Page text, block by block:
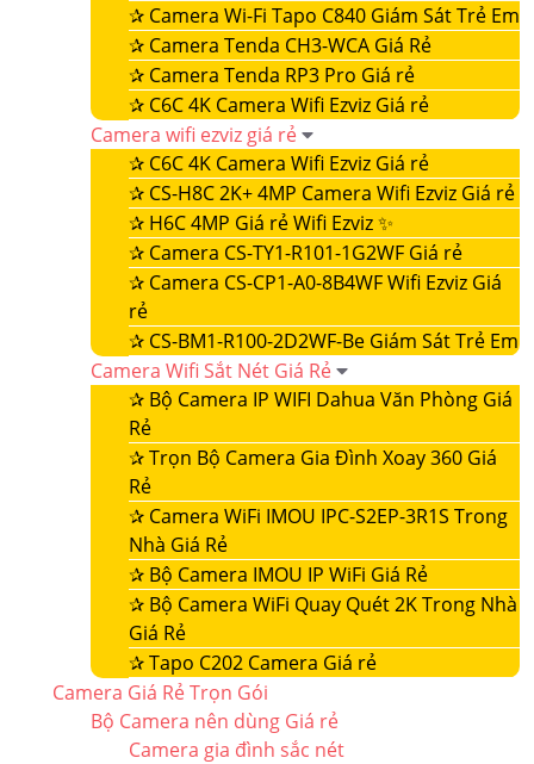
✰ Camera Wi-Fi Tapo C840 Giám Sát Trẻ Em
✰ Camera Tenda CH3-WCA Giá Rẻ
✰ Camera Tenda RP3 Pro Giá rẻ
✰ C6C 4K Camera Wifi Ezviz Giá rẻ
Camera wifi ezviz giá rẻ
✰ C6C 4K Camera Wifi Ezviz Giá rẻ
✰ CS-H8C 2K+ 4MP Camera Wifi Ezviz Giá rẻ
✰ H6C 4MP Giá rẻ Wifi Ezviz ✨
✰ Camera CS-TY1-R101-1G2WF Giá rẻ
✰ Camera CS-CP1-A0-8B4WF Wifi Ezviz Giá
rẻ
✰ CS-BM1-R100-2D2WF-Be Giám Sát Trẻ Em
Camera Wifi Sắt Nét Giá Rẻ
✰ Bộ Camera IP WIFI Dahua Văn Phòng Giá
Rẻ
✰Trọn Bộ Camera Gia Đình Xoay 360 Giá
Rẻ
✰ Camera WiFi IMOU IPC-S2EP-3R1S Trong
Nhà Giá Rẻ
✰ Bộ Camera IMOU IP WiFi Giá Rẻ
✰ Bộ Camera WiFi Quay Quét 2K Trong Nhà
Giá Rẻ
✰Tapo C202 Camera Giá rẻ
Camera Giá Rẻ Trọn Gói
Bộ Camera nên dùng Giá rẻ
Camera gia đình sắc nét